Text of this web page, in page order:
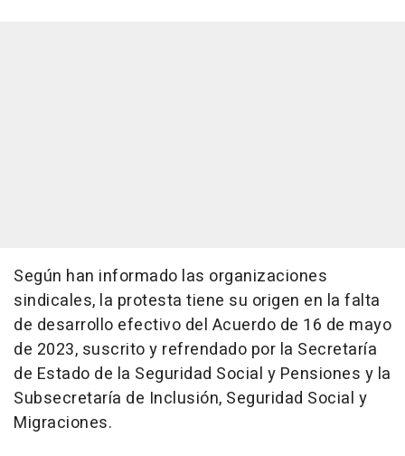
Según han informado las organizaciones
sindicales, la protesta tiene su origen en la falta
de desarrollo efectivo del Acuerdo de 16 de mayo
de 2023, suscrito y refrendado por la Secretaría
de Estado de la Seguridad Social y Pensiones y la
Subsecretaría de Inclusión, Seguridad Social y
Migraciones.